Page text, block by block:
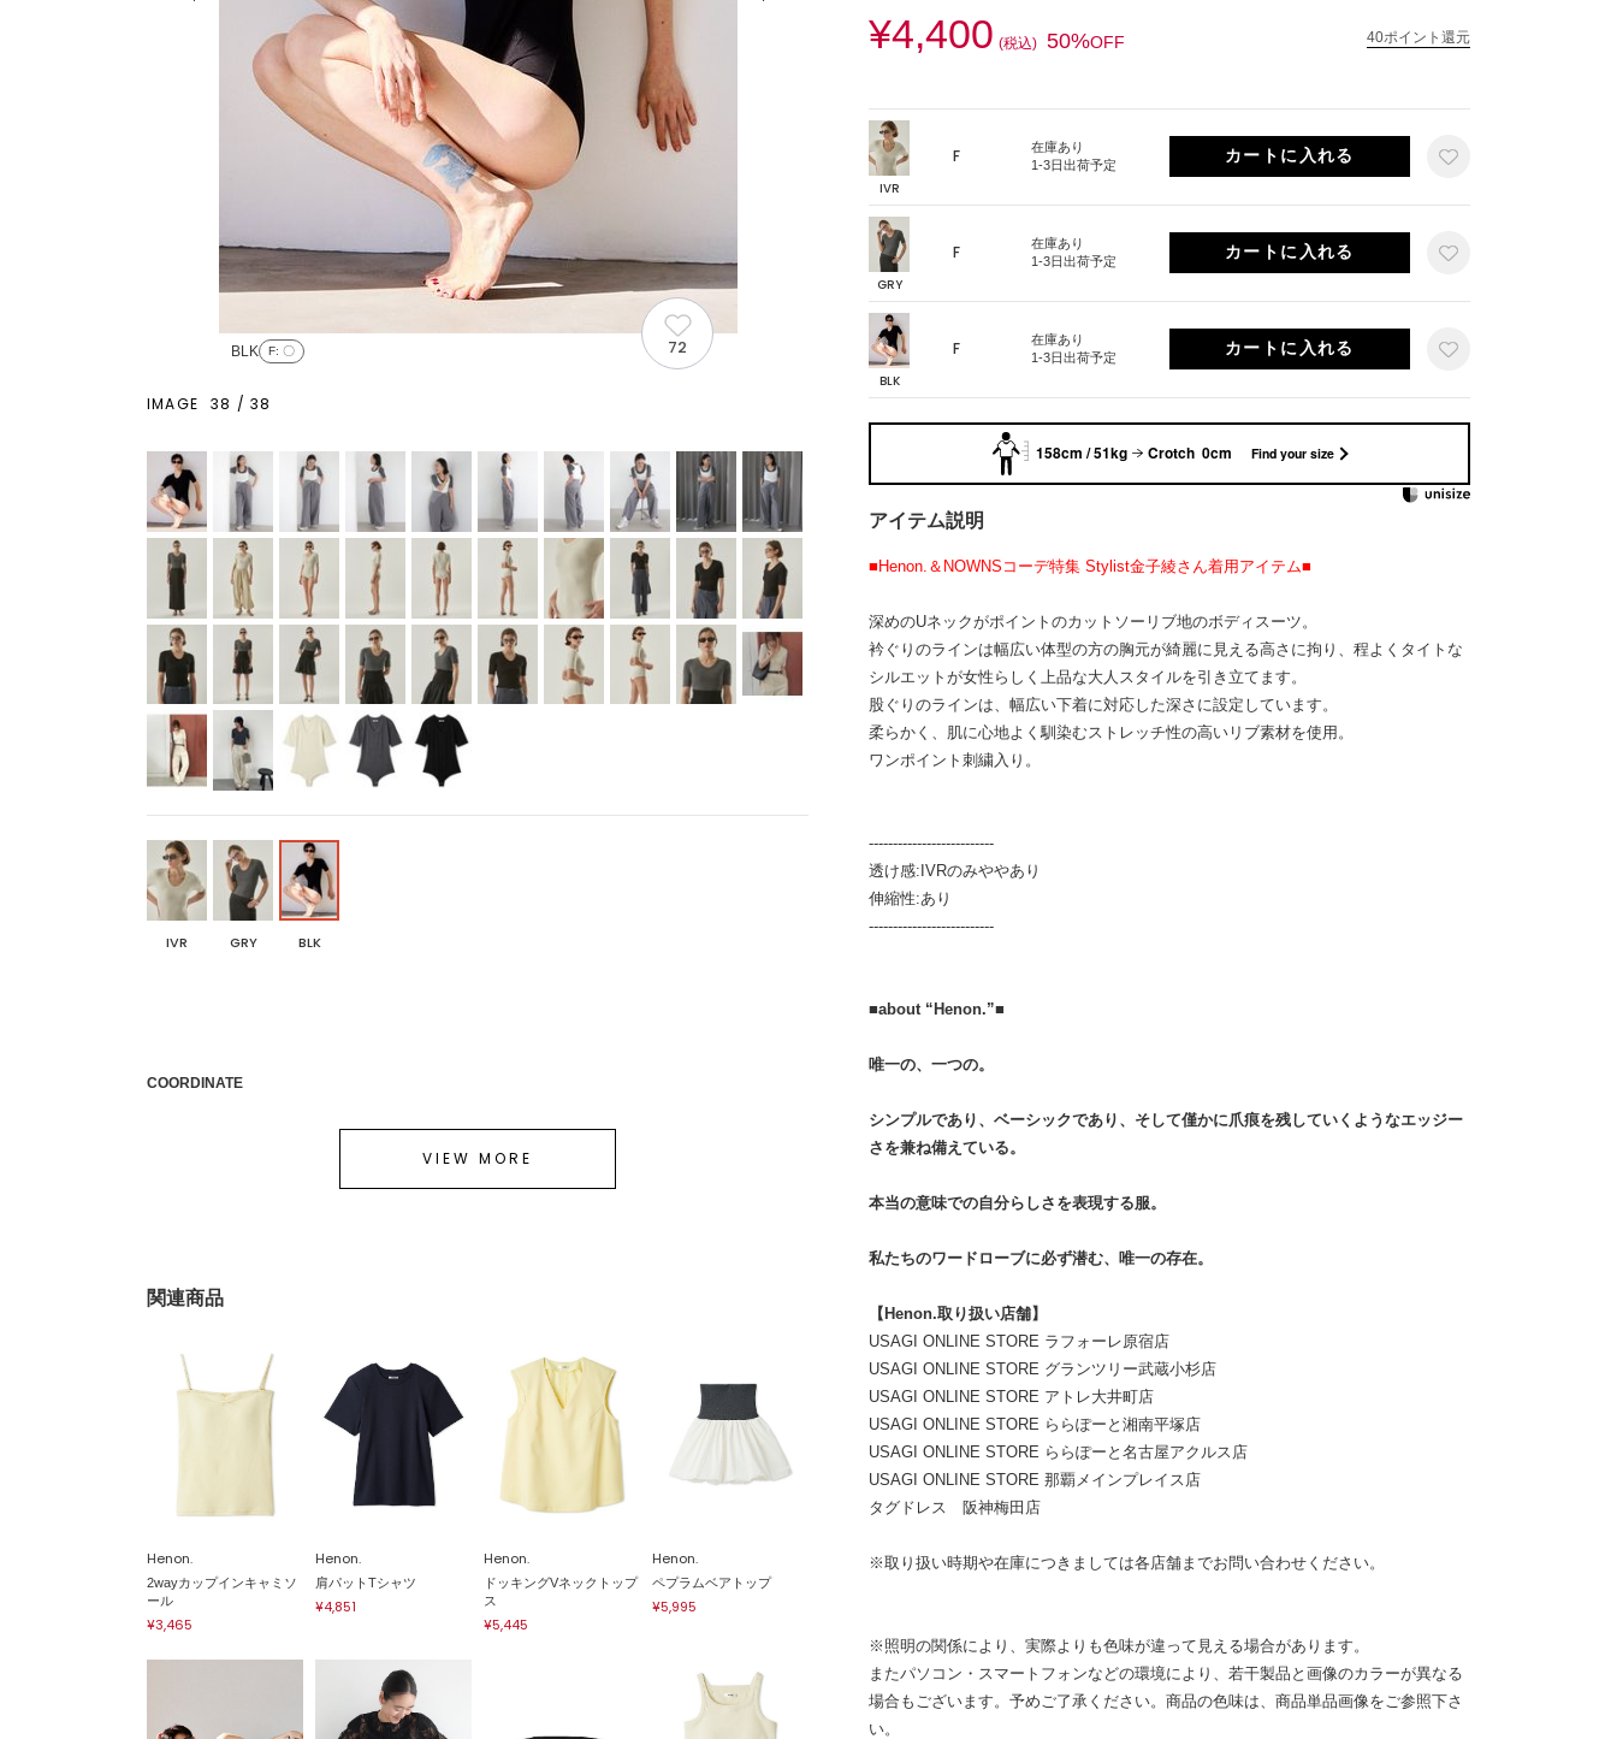
¥4,400 (税込) 50%OFF 40ポイント還元
IVR
F
在庫あり
1-3日出荷予定
GRY
F
在庫あり
1-3日出荷予定
BLK
F
在庫あり
1-3日出荷予定
158cm / 51kg Crotch 0cm Find your size
アイテム説明
■Henon.＆NOWNSコーデ特集 Stylist金子綾さん着用アイテム■
深めのUネックがポイントのカットソーリブ地のボディスーツ。
衿ぐりのラインは幅広い体型の方の胸元が綺麗に見える高さに拘り、程よくタイトな
シルエットが女性らしく上品な大人スタイルを引き立てます。
股ぐりのラインは、幅広い下着に対応した深さに設定しています。
柔らかく、肌に心地よく馴染むストレッチ性の高いリブ素材を使用。
ワンポイント刺繍入り。
--------------------------
透け感:IVRのみややあり
伸縮性:あり
--------------------------
■about “Henon.”■
唯一の、一つの。
シンプルであり、ベーシックであり、そして僅かに爪痕を残していくようなエッジー
さを兼ね備えている。
本当の意味での自分らしさを表現する服。
私たちのワードローブに必ず潜む、唯一の存在。
【Henon.取り扱い店舗】
USAGI ONLINE STORE ラフォーレ原宿店
USAGI ONLINE STORE グランツリー武蔵小杉店
USAGI ONLINE STORE アトレ大井町店
USAGI ONLINE STORE ららぽーと湘南平塚店
USAGI ONLINE STORE ららぽーと名古屋アクルス店
USAGI ONLINE STORE 那覇メインプレイス店
タグドレス 阪神梅田店
※取り扱い時期や在庫につきましては各店舗までお問い合わせください。
※照明の関係により、実際よりも色味が違って見える場合があります。
またパソコン・スマートフォンなどの環境により、若干製品と画像のカラーが異なる
場合もございます。予めご了承ください。商品の色味は、商品単品画像をご参照下さ
い。
BLK F: 〇 72
IMAGE 38 /38
IVR GRY BLK
COORDINATE
VIEW MORE
関連商品
Henon.
2wayカップインキャミソ
ール
¥3,465
Henon.
肩パットTシャツ
¥4,851
Henon.
ドッキングVネックトップ
ス
¥5,445
Henon.
ペプラムベアトップ
¥5,995